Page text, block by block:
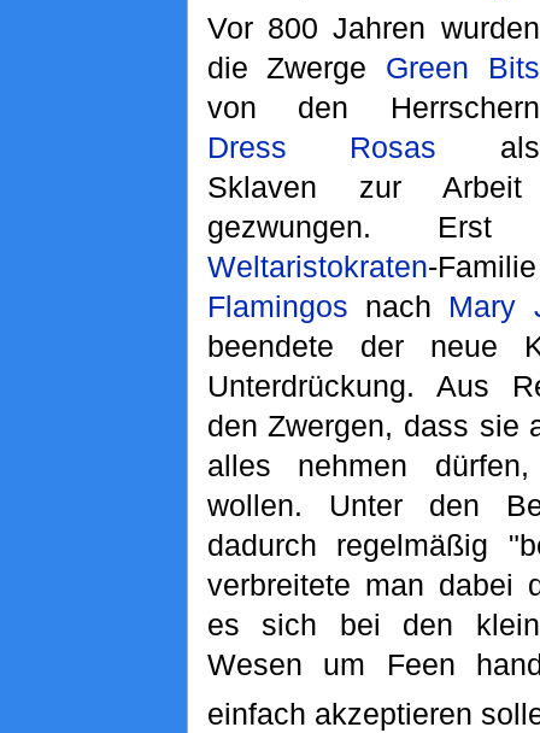
Vor 800 Jahren wurden
die Zwerge Green Bits
von den Herrschern
Dress Rosas als
Sklaven zur
gezwungen.
Weltaristokraten-
Flamingos nach Mary
beendete der neue
Unterdrückung. Aus
den Zwergen, dass sie
alles nehmen
wollen. Unter den
dadurch regelmäßig
verbreitete man dabei
es sich bei den
Wesen um Feen
einfach akzeptieren